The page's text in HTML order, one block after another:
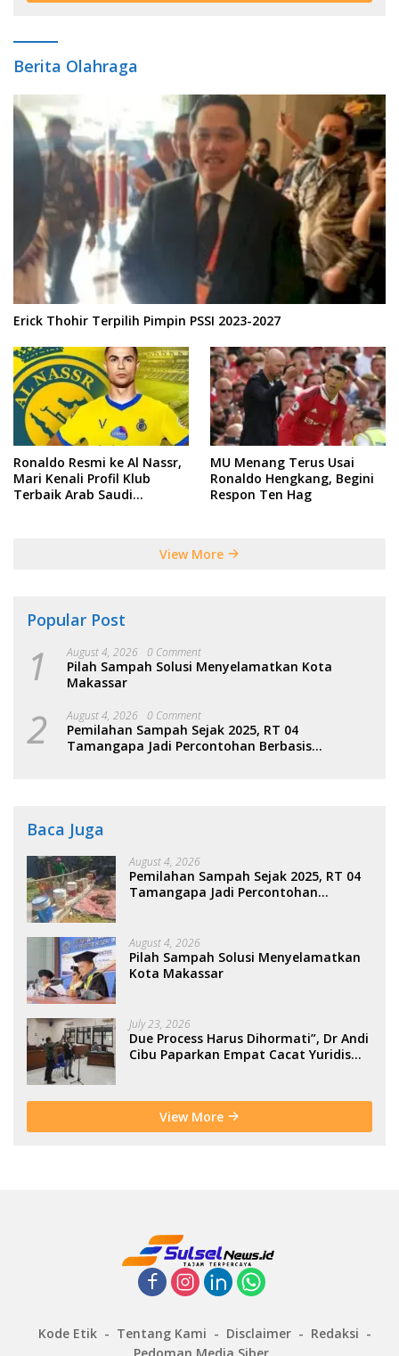
Berita Olahraga
Erick Thohir Terpilih Pimpin PSSI 2023-2027
Ronaldo Resmi ke Al Nassr,
Mari Kenali Profil Klub
Terbaik Arab Saudi
MU Menang Terus Usai
Ronaldo Hengkang, Begini
Respon Ten Hag
View More
Popular Post
1 August 4, 2026 0 Comment
Pilah Sampah Solusi Menyelamatkan Kota
Makassar
2 August 4, 2026 0 Comment
Pemilahan Sampah Sejak 2025, RT 04
Tamangapa Jadi Percontohan Berbasis
Baca Juga
August 4, 2026
Pemilahan Sampah Sejak 2025, RT 04
Tamangapa Jadi Percontohan
August 4, 2026
Pilah Sampah Solusi Menyelamatkan
Kota Makassar
July 23, 2026
Due Process Harus Dihormati”, Dr Andi
Cibu Paparkan Empat Cacat Yuridis
View More
Kode Etik Tentang Kami Disclaimer
Redaksi